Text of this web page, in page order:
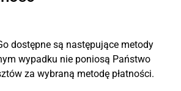
dostępne są następujące metody
wypadku nie poniosą Państwo
za wybraną metodę płatności.